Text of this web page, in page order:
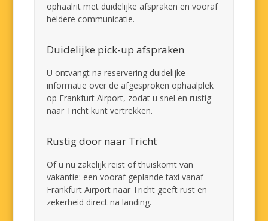
ophaalrit met duidelijke afspraken en vooraf
heldere communicatie.
Duidelijke pick-up afspraken
U ontvangt na reservering duidelijke
informatie over de afgesproken ophaalplek
op Frankfurt Airport, zodat u snel en rustig
naar Tricht kunt vertrekken.
Rustig door naar Tricht
Of u nu zakelijk reist of thuiskomt van
vakantie: een vooraf geplande taxi vanaf
Frankfurt Airport naar Tricht geeft rust en
zekerheid direct na landing.